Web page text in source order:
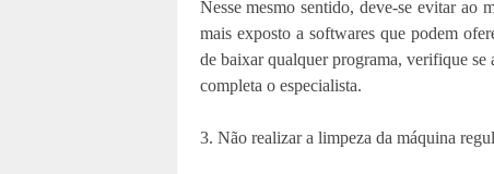
Nesse mesmo sentido, deve-se evitar ao
mais exposto a softwares que podem
de baixar qualquer programa, verifique
completa o especialista.
3. Não realizar a limpeza da máquina